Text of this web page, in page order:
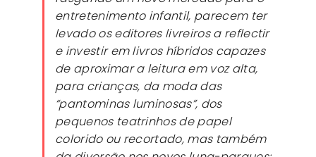
entretenimento infantil, parecem ter
levado os editores livreiros a reflectir
e investir em livros híbridos capazes
de aproximar a leitura em voz alta,
para crianças, da moda das
“pantominas luminosas”, dos
pequenos teatrinhos de papel
colorido ou recortado, mas também